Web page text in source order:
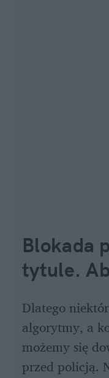
Blokada
tytule.
Dlatego
algorytmy, a
możemy się
przed policją.